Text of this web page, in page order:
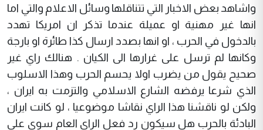
واشاهد بعض الاخبار التي تتناقلها وسائل الاعلام والتي اما
انها غير مهنية او عميلة عندما تذكر ان امريكا تهدد
بالدخول في الحرب ، او انها بصدد ارسال كذا طائرة او بارجة
وكانها لم ترسل على غرارها الى الكيان . هنالك راي غير
صحيح يقول من يضرب اولا يحسم الحرب وهذا الاسلوب
الذي شرعا يرفضه الشارع الاسلامي والتزمت به ايران ،
ولكن لو ناقشنا هذا الراي نقاشا موضوعيا ، لو كانت ايران
البادئة بالحرب هل سيكون رد فعل الراي العام سوى على